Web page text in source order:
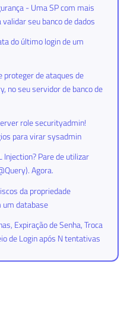
- Uma SP com mais
seu banco de dados
do último login de um
proteger de ataques de
no seu servidor de banco de
role securityadmin!
para virar sysadmin
Injection? Pare de utilizar
Agora.
da propriedade
um database
Expiração de Senha, Troca
de Login após N tentativas